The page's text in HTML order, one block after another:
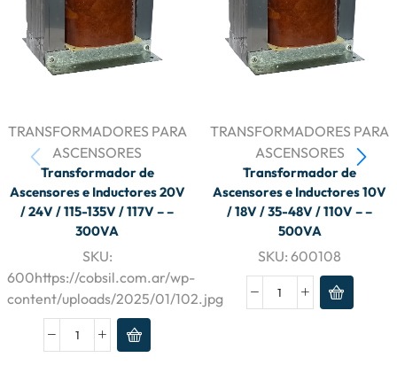
TRANSFORMADORES PARA
ASCENSORES
Transformador de
Ascensores e Inductores 20V
/ 24V / 115-135V / 117V – –
300VA
SKU:
600https://cobsil.com.ar/wp-
content/uploads/2025/01/102.jpg
TRANSFORMADORES PARA
ASCENSORES
Transformador de
Ascensores e Inductores 10V
/ 18V / 35-48V / 110V – –
500VA
SKU:600108